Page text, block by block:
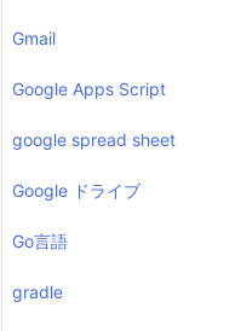
Gmail
Google Apps Script
google spread sheet
Google ドライブ
Go言語
gradle